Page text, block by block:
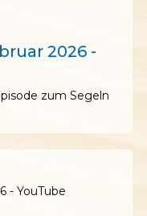
2026 -
zum Segeln